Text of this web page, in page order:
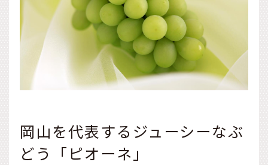
岡山を代表するジューシーなぶ
どう「ピオーネ」